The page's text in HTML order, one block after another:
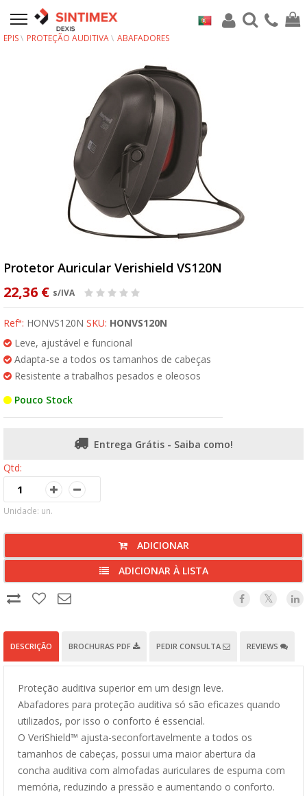
EPIS PROTEÇÃO AUDITIVA ABAFADORES
Protetor Auricular Verishield VS120N
22,36 € s/IVA
Refª: HONVS120N SKU: HONVS120N
Leve, ajustável e funcional
Adapta-se a todos os tamanhos de cabeças
Resistente a trabalhos pesados e oleosos
Pouco Stock
Entrega Grátis - Saiba como!
Qtd:
Unidade: un.
ADICIONAR
ADICIONAR À LISTA
DESCRIÇÃO BROCHURAS PDF PEDIR CONSULTA REVIEWS
Proteção auditiva superior em um design leve.
Abafadores para proteção auditiva só são eficazes quando
utilizados, por isso o conforto é essencial.
O VeriShield™ ajusta-seconfortavelmente a todos os
tamanhos de cabeças, possui uma maior abertura da
concha auditiva com almofadas auriculares de espuma com
memória, reduzindo a pressão e aumentando o conforto.